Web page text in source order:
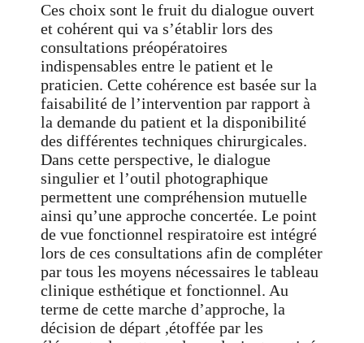
Ces choix sont le fruit du dialogue ouvert
et cohérent qui va s’établir lors des
consultations préopératoires
indispensables entre le patient et le
praticien. Cette cohérence est basée sur la
faisabilité de l’intervention par rapport à
la demande du patient et la disponibilité
des différentes techniques chirurgicales.
Dans cette perspective, le dialogue
singulier et l’outil photographique
permettent une compréhension mutuelle
ainsi qu’une approche concertée. Le point
de vue fonctionnel respiratoire est intégré
lors de ces consultations afin de compléter
par tous les moyens nécessaires le tableau
clinique esthétique et fonctionnel. Au
terme de cette marche d’approche, la
décision de départ ,étoffée par les